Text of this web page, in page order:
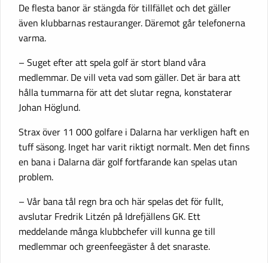
De flesta banor är stängda för tillfället och det gäller
även klubbarnas restauranger. Däremot går telefonerna
varma.
– Suget efter att spela golf är stort bland våra
medlemmar. De vill veta vad som gäller. Det är bara att
hålla tummarna för att det slutar regna, konstaterar
Johan Höglund.
Strax över 11 000 golfare i Dalarna har verkligen haft en
tuff säsong. Inget har varit riktigt normalt. Men det finns
en bana i Dalarna där golf fortfarande kan spelas utan
problem.
– Vår bana tål regn bra och här spelas det för fullt,
avslutar Fredrik Litzén på Idrefjällens GK. Ett
meddelande många klubbchefer vill kunna ge till
medlemmar och greenfeegäster å det snaraste.